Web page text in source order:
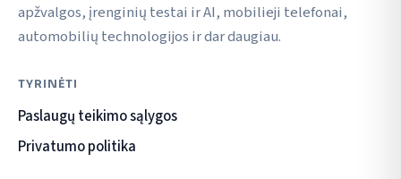
apžvalgos, įrenginių testai ir AI, mobilieji telefonai,
automobilių technologijos ir dar daugiau.
TYRINĖTI
Paslaugų teikimo sąlygos
Privatumo politika